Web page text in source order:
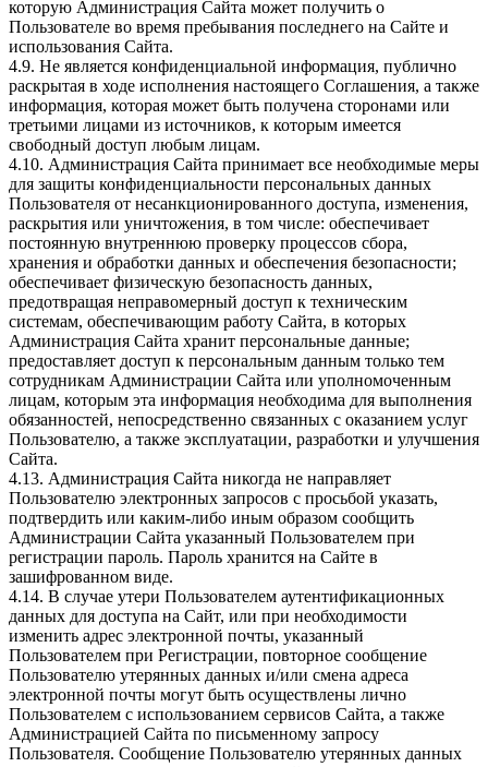
которую Администрация Сайта может получить о
Пользователе во время пребывания последнего на Сайте и
использования Сайта.
4.9. Не является конфиденциальной информация, публично
раскрытая в ходе исполнения настоящего Соглашения, а также
информация, которая может быть получена сторонами или
третьими лицами из источников, к которым имеется
свободный доступ любым лицам.
4.10. Администрация Сайта принимает все необходимые меры
для защиты конфиденциальности персональных данных
Пользователя от несанкционированного доступа, изменения,
раскрытия или уничтожения, в том числе: обеспечивает
постоянную внутреннюю проверку процессов сбора,
хранения и обработки данных и обеспечения безопасности;
обеспечивает физическую безопасность данных,
предотвращая неправомерный доступ к техническим
системам, обеспечивающим работу Сайта, в которых
Администрация Сайта хранит персональные данные;
предоставляет доступ к персональным данным только тем
сотрудникам Администрации Сайта или уполномоченным
лицам, которым эта информация необходима для выполнения
обязанностей, непосредственно связанных с оказанием услуг
Пользователю, а также эксплуатации, разработки и улучшения
Сайта.
4.13. Администрация Сайта никогда не направляет
Пользователю электронных запросов с просьбой указать,
подтвердить или каким-либо иным образом сообщить
Администрации Сайта указанный Пользователем при
регистрации пароль. Пароль хранится на Сайте в
зашифрованном виде.
4.14. В случае утери Пользователем аутентификационных
данных для доступа на Сайт, или при необходимости
изменить адрес электронной почты, указанный
Пользователем при Регистрации, повторное сообщение
Пользователю утерянных данных и/или смена адреса
электронной почты могут быть осуществлены лично
Пользователем с использованием сервисов Сайта, а также
Администрацией Сайта по письменному запросу
Пользователя. Сообщение Пользователю утерянных данных